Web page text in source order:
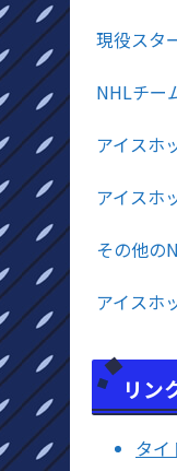
現役スタ
NHLチー
アイスホ
アイスホ
その他の
アイスホ
リン
タイ